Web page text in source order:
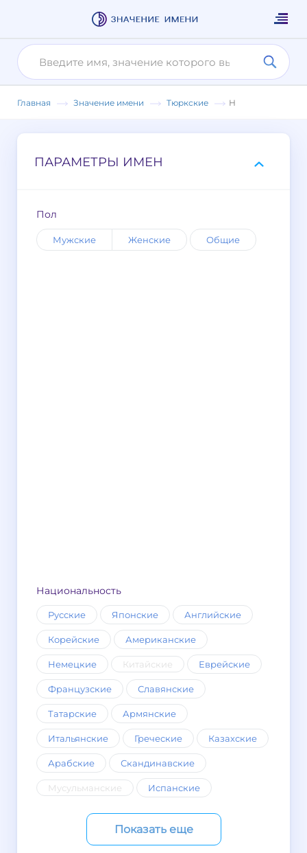
Главная Значение имени Тюркские Н
ПАРАМЕТРЫ ИМЕН
Пол
Мужские Женские Общие
Национальность
Русские Японские Английские
Корейские Американские
Немецкие Китайские Еврейские
Французские Славянские
Татарские Армянские
Итальянские Греческие Казахские
Арабские Скандинавские
Мусульманские Испанские
Показать еще